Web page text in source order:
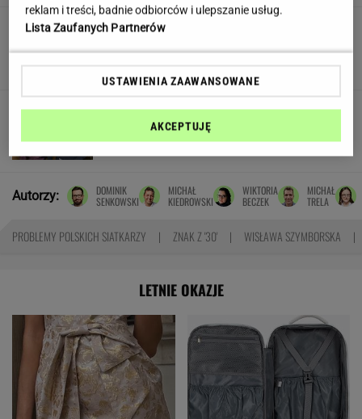
SUBSKRYPCJA
Kulisy zmian w "halo tu polsat".
"Cichopek źle wypadła w badaniach"
Autorzy:
DOMINIK
SENKOWSKI
MICHAŁ
KIEDROWSKI
WIKTORIA
BECZEK
MICHAŁ
TRELA
PROBLEMY POLSKICH SIATKARZY ZNAK Z '30' WISŁAWA SZYMBORSKA
LETNIE OKAZJE
reklam i treści, badnie odbiorców i ulepszanie usług.
Lista Zaufanych Partnerów
USTAWIENIA ZAAWANSOWANE
AKCEPTUJĘ